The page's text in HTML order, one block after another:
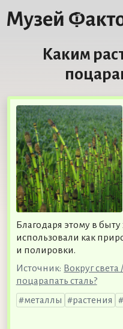
Каким
Благодаря этому в
использовали как
и полировки.
Источник: Вокруг
поцарапать сталь?
металлы
растения